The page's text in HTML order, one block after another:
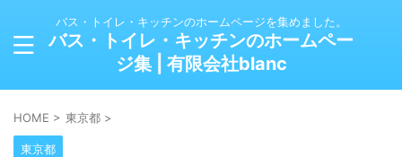
バス・トイレ・キッチンのホームページを集めました。
バス・トイレ・キッチンのホームペー
ジ集 | 有限会社blanc
HOME > 東京都 >
東京都